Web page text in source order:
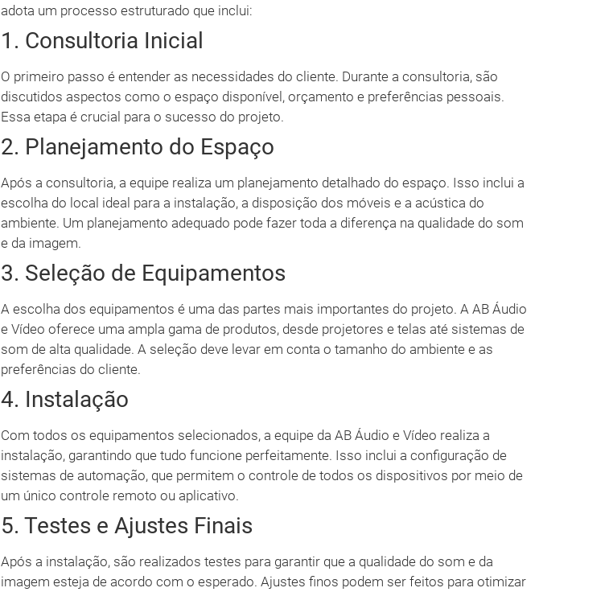
adota um processo estruturado que inclui:
1. Consultoria Inicial
O primeiro passo é entender as necessidades do cliente. Durante a consultoria, são
discutidos aspectos como o espaço disponível, orçamento e preferências pessoais.
Essa etapa é crucial para o sucesso do projeto.
2. Planejamento do Espaço
Após a consultoria, a equipe realiza um planejamento detalhado do espaço. Isso inclui a
escolha do local ideal para a instalação, a disposição dos móveis e a acústica do
ambiente. Um planejamento adequado pode fazer toda a diferença na qualidade do som
e da imagem.
3. Seleção de Equipamentos
A escolha dos equipamentos é uma das partes mais importantes do projeto. A AB Áudio
e Vídeo oferece uma ampla gama de produtos, desde projetores e telas até sistemas de
som de alta qualidade. A seleção deve levar em conta o tamanho do ambiente e as
preferências do cliente.
4. Instalação
Com todos os equipamentos selecionados, a equipe da AB Áudio e Vídeo realiza a
instalação, garantindo que tudo funcione perfeitamente. Isso inclui a configuração de
sistemas de automação, que permitem o controle de todos os dispositivos por meio de
um único controle remoto ou aplicativo.
5. Testes e Ajustes Finais
Após a instalação, são realizados testes para garantir que a qualidade do som e da
imagem esteja de acordo com o esperado. Ajustes finos podem ser feitos para otimizar